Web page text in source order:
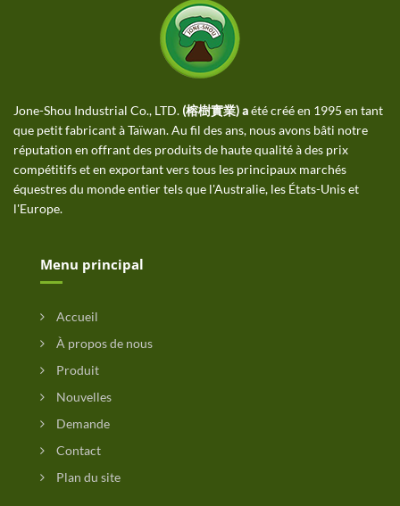
Jone-Shou Industrial Co., LTD. (榕樹實業) aété créé en 1995 en tant
que petit fabricant à Taïwan. Au fil des ans, nous avons bâti notre
réputation en offrant des produits de haute qualité à des prix
compétitifs et en exportant vers tous les principaux marchés
équestres du monde entier tels que l'Australie, les États-Unis et
l'Europe.
Menu principal
Accueil
À propos de nous
Produit
Nouvelles
Demande
Contact
Plan du site